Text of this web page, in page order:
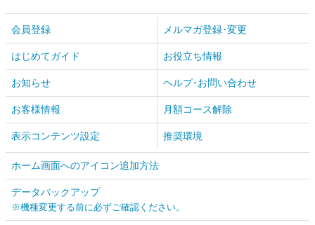
会員登録 メルマガ登録･変更
はじめてガイド お役立ち情報
お知らせ ヘルプ･お問い合わせ
お客様情報 月額コース解除
表示コンテンツ設定 推奨環境
ホーム画面へのアイコン追加方法
データバックアップ
※機種変更する前に必ずご確認ください。